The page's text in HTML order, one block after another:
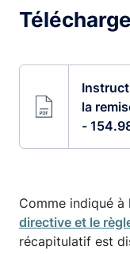
la
-
Comme indiqué à
directive et le
récapitulatif est